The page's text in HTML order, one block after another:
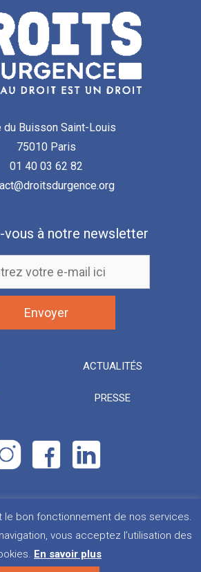
du Buisson Saint-Louis
75010 Paris
01 40 03 62 82
vous à notre newsletter
ACTUALITÉS
PRESSE
droits réservés. Plan du site
le bon fonctionnement de nos services.
vous acceptez l’utilisation des
En savoir plus